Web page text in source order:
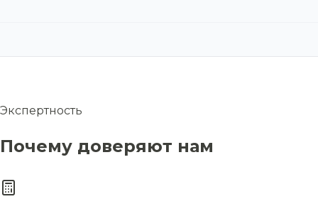
Экспертность
Почему доверяют нам